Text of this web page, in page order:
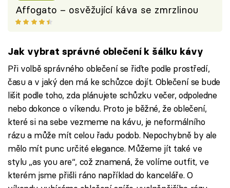
Affogato – osvěžující káva se zmrzlinou
Jak vybrat správné oblečení k šálku kávy
Při volbě správného oblečení se řiďte podle prostředí,
času a v jaký den má ke schůzce dojít. Oblečení se bude
lišit podle toho, zda plánujete schůzku večer, odpoledne
nebo dokonce o víkendu. Proto je běžné, že oblečení,
které si na sebe vezmeme na kávu, je neformálního
rázu a může mít celou řadu podob. Nepochybně by ale
mělo mít punc určité elegance. Můžeme jít také ve
stylu „as you are“, což znamená, že volíme outfit, ve
kterém jsme přišli ráno například do kanceláře. O